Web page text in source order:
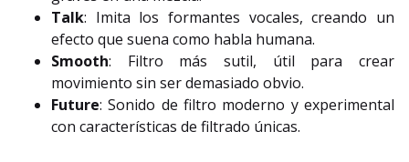
Talk: Imita los formantes vocales, creando un
efecto que suena como habla humana.
Smooth: Filtro más sutil, útil para crear
movimiento sin ser demasiado obvio.
Future: Sonido de filtro moderno y experimental
con características de filtrado únicas.